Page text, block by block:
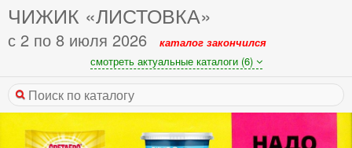
ЧИЖИК «ЛИСТОВКА»
с 2 по 8 июля 2026
каталог закончился
смотреть актуальные каталоги (6)